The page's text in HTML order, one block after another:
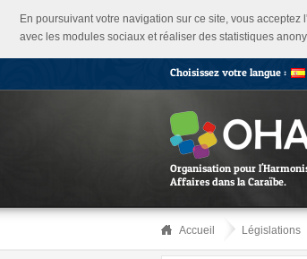
En poursuivant votre navigation sur ce site, vous
avec les modules sociaux et réaliser des statistiques
Choisissez votre langue :
Organisation pour
Affaires dans la Caraïbe.
Accueil Législations